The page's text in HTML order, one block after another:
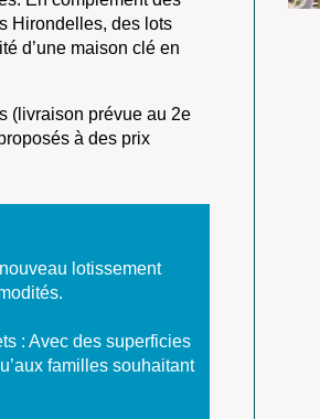
Hirondelles, des lots
d’une maison clé en
(livraison prévue au 2e
à des prix
lotissement
: Avec des superficies
familles souhaitant